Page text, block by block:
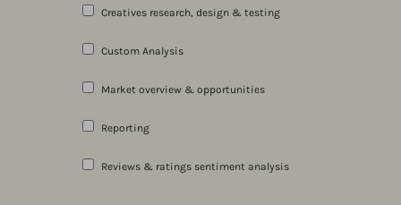
Creatives research, design & testing
Custom Analysis
Market overview & opportunities
Reporting
Reviews & ratings sentiment analysis